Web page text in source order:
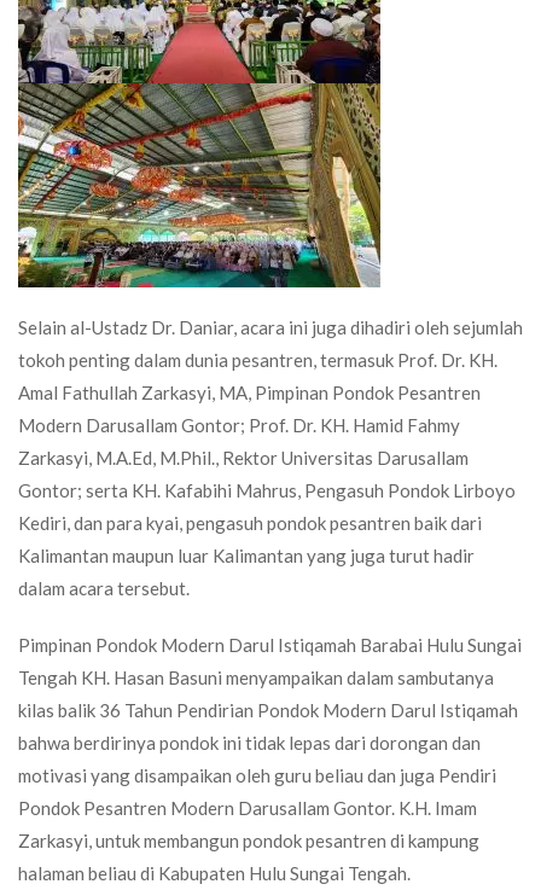
Selain al-Ustadz Dr. Daniar, acara ini juga dihadiri oleh sejumlah
tokoh penting dalam dunia pesantren, termasuk Prof. Dr. KH.
Amal Fathullah Zarkasyi, MA, Pimpinan Pondok Pesantren
Modern Darusallam Gontor; Prof. Dr. KH. Hamid Fahmy
Zarkasyi, M.A.Ed, M.Phil., Rektor Universitas Darusallam
Gontor; serta KH. Kafabihi Mahrus, Pengasuh Pondok Lirboyo
Kediri, dan para kyai, pengasuh pondok pesantren baik dari
Kalimantan maupun luar Kalimantan yang juga turut hadir
dalam acara tersebut.
Pimpinan Pondok Modern Darul Istiqamah Barabai Hulu Sungai
Tengah KH. Hasan Basuni menyampaikan dalam sambutanya
kilas balik 36 Tahun Pendirian Pondok Modern Darul Istiqamah
bahwa berdirinya pondok ini tidak lepas dari dorongan dan
motivasi yang disampaikan oleh guru beliau dan juga Pendiri
Pondok Pesantren Modern Darusallam Gontor. K.H. Imam
Zarkasyi, untuk membangun pondok pesantren di kampung
halaman beliau di Kabupaten Hulu Sungai Tengah.